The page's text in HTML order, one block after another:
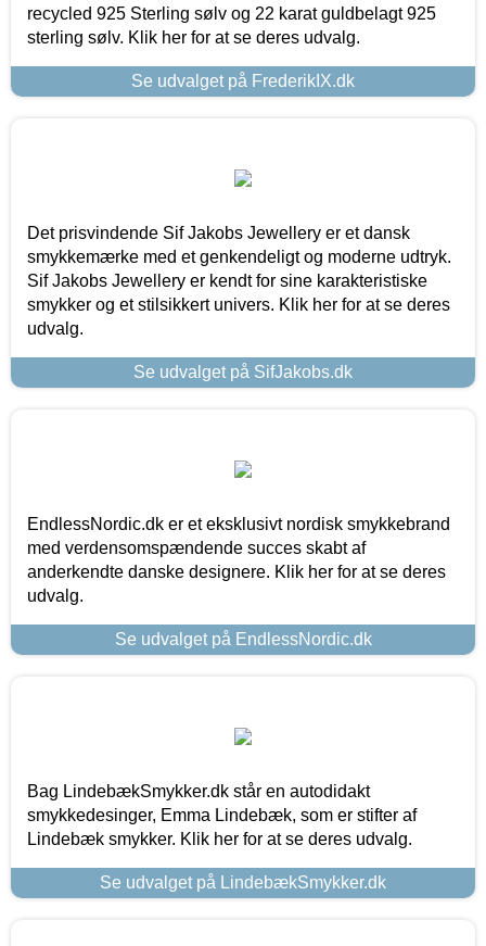
recycled 925 Sterling sølv og 22 karat guldbelagt 925
sterling sølv. Klik her for at se deres udvalg.
Se udvalget på FrederikIX.dk
Det prisvindende Sif Jakobs Jewellery er et dansk
smykkemærke med et genkendeligt og moderne udtryk.
Sif Jakobs Jewellery er kendt for sine karakteristiske
smykker og et stilsikkert univers. Klik her for at se deres
udvalg.
Se udvalget på SifJakobs.dk
EndlessNordic.dk er et eksklusivt nordisk smykkebrand
med verdensomspændende succes skabt af
anderkendte danske designere. Klik her for at se deres
udvalg.
Se udvalget på EndlessNordic.dk
Bag LindebækSmykker.dk står en autodidakt
smykkedesinger, Emma Lindebæk, som er stifter af
Lindebæk smykker. Klik her for at se deres udvalg.
Se udvalget på LindebækSmykker.dk